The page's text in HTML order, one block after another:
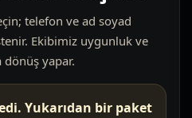
telefon ve ad soyad
Ekibimiz uygunluk ve
dönüş yapar.
Yukarıdan bir paket